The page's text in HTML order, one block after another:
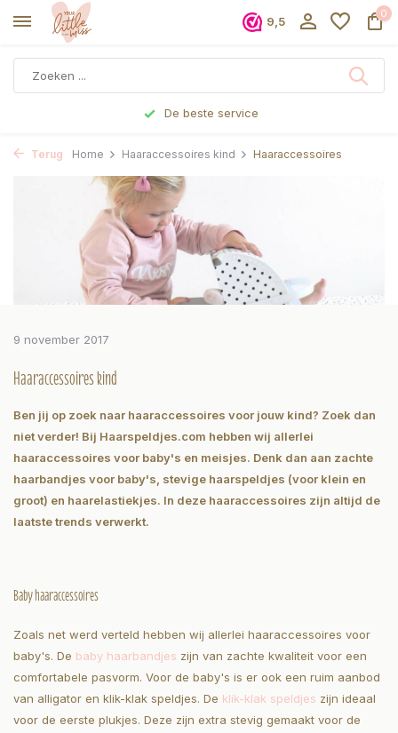
9,5
0
De beste service
Terug Home Haaraccessoires kind Haaraccessoires
9 november 2017
Haaraccessoires kind
Ben jij op zoek naar haaraccessoires voor jouw kind? Zoek dan
niet verder! Bij Haarspeldjes.com hebben wij allerlei
haaraccessoires voor baby's en meisjes. Denk dan aan zachte
haarbandjes voor baby's, stevige haarspeldjes (voor klein en
groot) en haarelastiekjes. In deze haaraccessoires zijn altijd de
laatste trends verwerkt.
Baby haaraccessoires
Zoals net werd verteld hebben wij allerlei haaraccessoires voor
baby's. De baby haarbandjes zijn van zachte kwaliteit voor een
comfortabele pasvorm. Voor de baby's is er ook een ruim aanbod
van alligator en klik-klak speldjes. De klik-klak speldjes zijn ideaal
voor de eerste plukjes. Deze zijn extra stevig gemaakt voor de